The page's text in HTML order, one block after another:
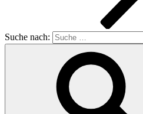
Suche nach: